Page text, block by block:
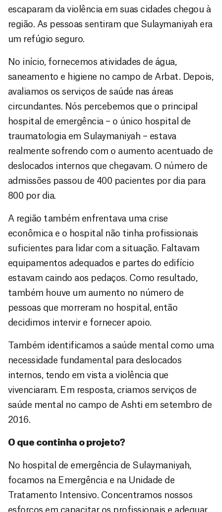
escaparam da violência em suas cidades chegou à
região. As pessoas sentiram que Sulaymaniyah era
um refúgio seguro.
No início, fornecemos atividades de água,
saneamento e higiene no campo de Arbat. Depois,
avaliamos os serviços de saúde nas áreas
circundantes. Nós percebemos que o principal
hospital de emergência – o único hospital de
traumatologia em Sulaymaniyah – estava
realmente sofrendo com o aumento acentuado de
deslocados internos que chegavam. O número de
admissões passou de 400 pacientes por dia para
800 por dia.
A região também enfrentava uma crise
econômica e o hospital não tinha profissionais
suficientes para lidar com a situação. Faltavam
equipamentos adequados e partes do edifício
estavam caindo aos pedaços. Como resultado,
também houve um aumento no número de
pessoas que morreram no hospital, então
decidimos intervir e fornecer apoio.
Também identificamos a saúde mental como uma
necessidade fundamental para deslocados
internos, tendo em vista a violência que
vivenciaram. Em resposta, criamos serviços de
saúde mental no campo de Ashti em setembro de
2016.
O que continha o projeto?
No hospital de emergência de Sulaymaniyah,
focamos na Emergência e na Unidade de
Tratamento Intensivo. Concentramos nossos
esforços em capacitar os profissionais e adequar